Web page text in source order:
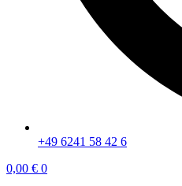
+49 6241 58 42 6
0,00 € 0